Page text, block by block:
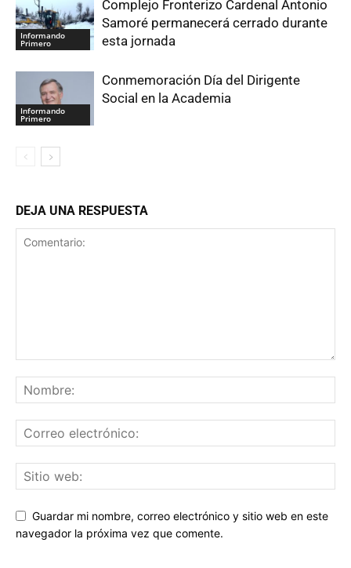
Informando
Primero
Complejo Fronterizo Cardenal Antonio
Samoré permanecerá cerrado durante
esta jornada
Informando
Primero
Conmemoración Día del Dirigente
Social en la Academia
DEJA UNA RESPUESTA
Guardar mi nombre, correo electrónico y sitio web en este
navegador la próxima vez que comente.